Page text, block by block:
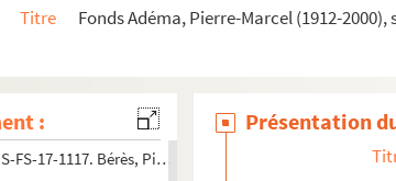
Titre
Fonds Adéma, Pierre-Marcel (1912-
:
FS-17-1116. Balandier, Franck
FS-17-1508. Bazard, Eliane
FS-17-1064. Belleli, Maria-Luisa
FS-17-1117. Bérès, Pierre
Présentation